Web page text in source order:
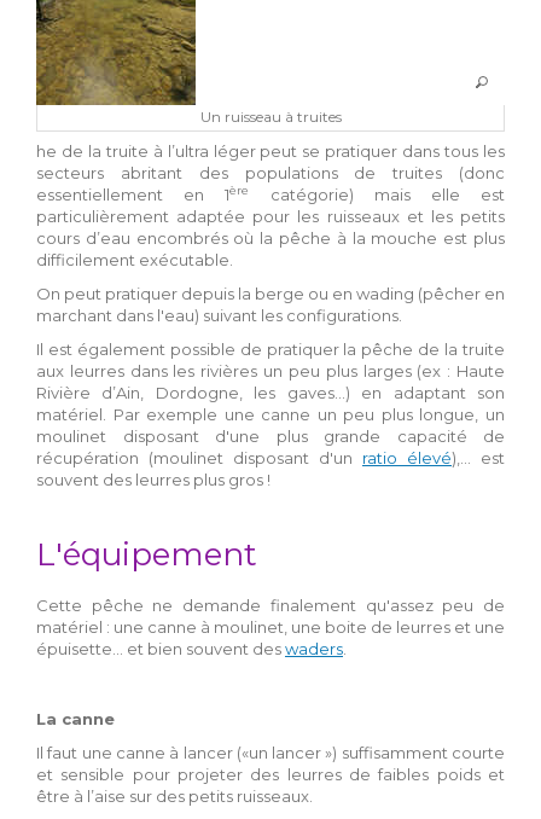
Un ruisseau à truites
he de la truite à l’ultra léger peut se pratiquer dans tous les
secteurs abritant des populations de truites (donc
essentiellement en 1ère
catégorie) mais elle est
particulièrement adaptée pour les ruisseaux et les petits
cours d’eau encombrés où la pêche à la mouche est plus
difficilement exécutable.
On peut pratiquer depuis la berge ou en wading (pêcher en
marchant dans l'eau) suivant les configurations.
Il est également possible de pratiquer la pêche de la truite
aux leurres dans les rivières un peu plus larges (ex : Haute
Rivière d’Ain, Dordogne, les gaves…) en adaptant son
matériel. Par exemple une canne un peu plus longue, un
moulinet disposant d'une plus grande capacité de
récupération (moulinet disposant d'un ratio élevé),... est
souvent des leurres plus gros !
L'équipement
Cette pêche ne demande finalement qu'assez peu de
matériel : une canne à moulinet, une boite de leurres et une
épuisette... et bien souvent deswaders.
La canne
Il faut une canne à lancer («un lancer ») suffisamment courte
et sensible pour projeter des leurres de faibles poids et
être à l’aise sur des petits ruisseaux.